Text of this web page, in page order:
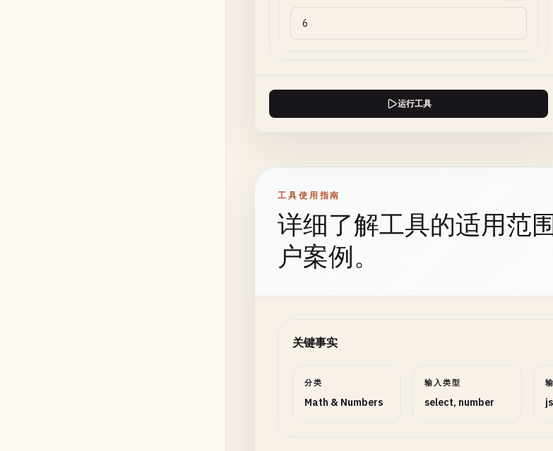
运行工具
工具使用指南
详细了解工具的适用范
户案例。
关键事实
分类
Math & Numbers
输入类型
select, number